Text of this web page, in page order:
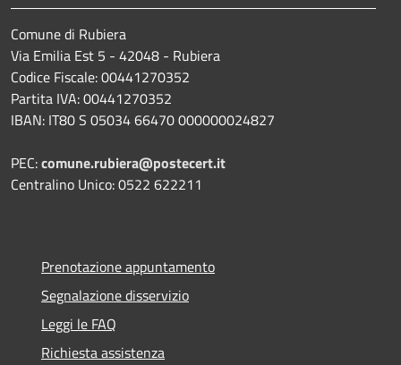
Comune di Rubiera
Via Emilia Est 5 - 42048 - Rubiera
Codice Fiscale: 00441270352
Partita IVA: 00441270352
IBAN: IT80 S 05034 66470 000000024827
PEC:comune.rubiera@postecert.it
Centralino Unico: 0522 622211
Prenotazione appuntamento
Segnalazione disservizio
Leggi le FAQ
Richiesta assistenza